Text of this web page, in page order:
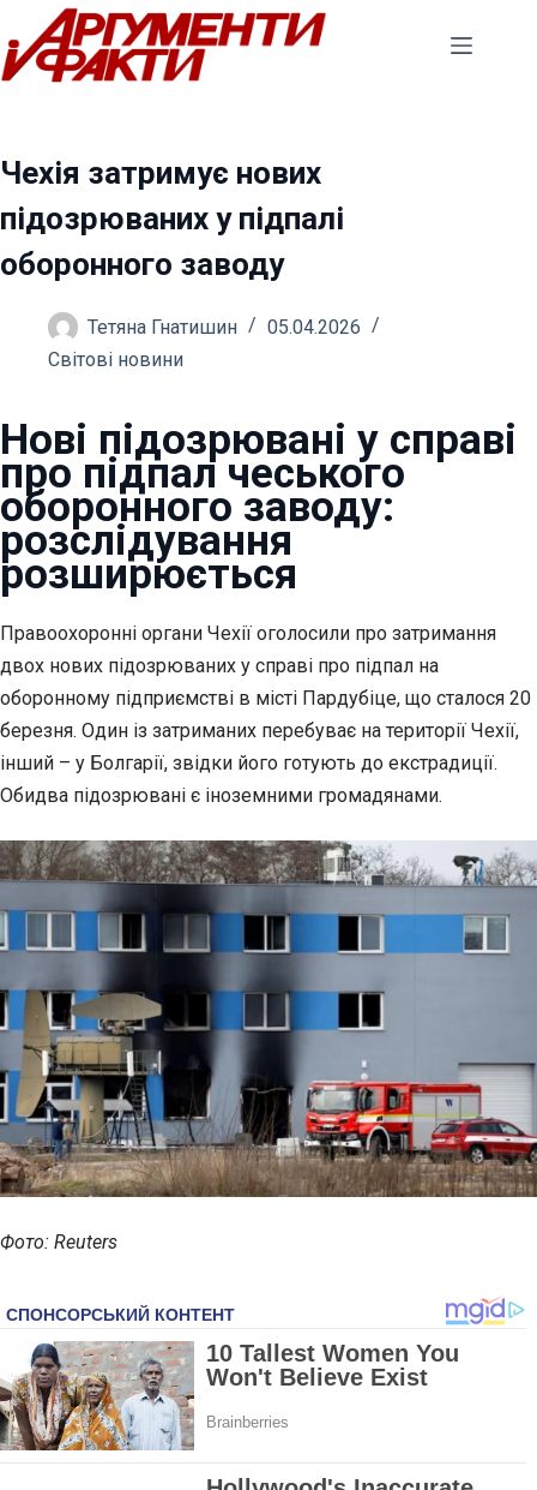
Перейти
до
вмісту
Чехія затримує нових
підозрюваних у підпалі
оборонного заводу
Тетяна Гнатишин
05.04.2026
Світові новини
Нові підозрювані у справі
про підпал чеського
оборонного заводу:
розслідування
розширюється
Правоохоронні органи Чехії оголосили про затримання
двох нових підозрюваних у справі про підпал на
оборонному підприємстві в місті Пардубіце, що сталося 20
березня. Один із затриманих перебуває на території Чехії,
інший – у Болгарії, звідки його готують до екстрадиції.
Обидва підозрювані є іноземними громадянами.
Фото: Reuters